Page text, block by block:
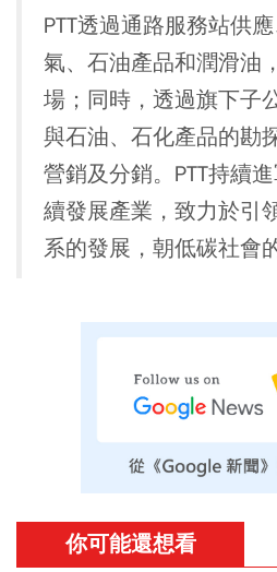
PTT透過通路服務站供
氣、石油產品和潤滑油
場；同時，透過旗下子
與石油、石化產品的勘
營銷及分銷。PTT持續
續發展產業，致力於引
系的發展，朝低碳社會